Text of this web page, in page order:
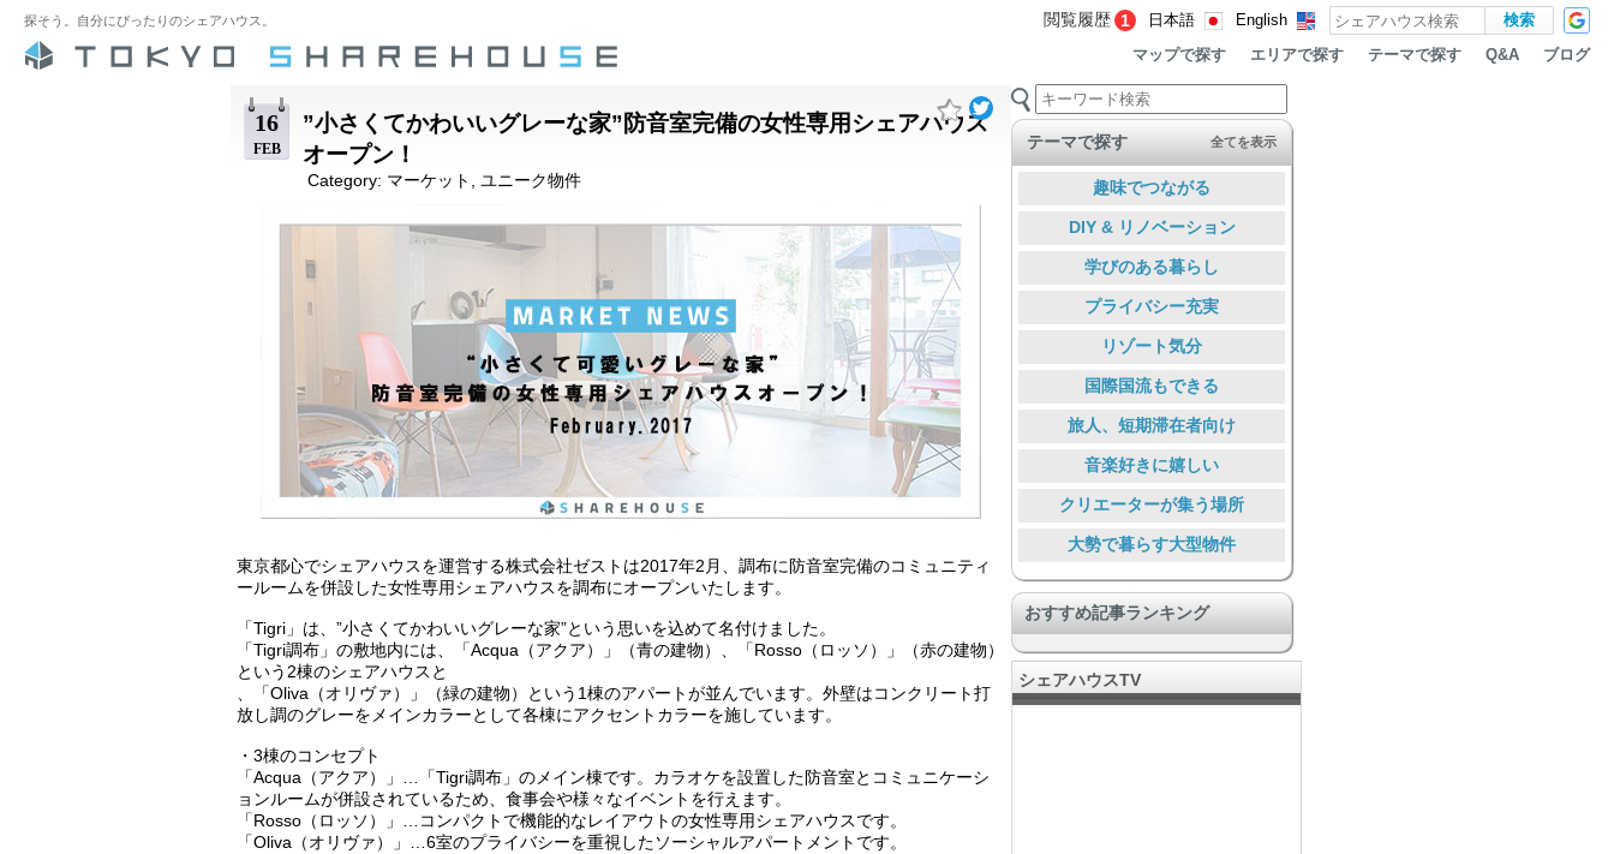
探そう。自分にぴったりのシェアハウス。 閲覧履歴 1 日本語 English
マップで探す エリアで探す テーマで探す Q&A ブログ
16
FEB
”小さくてかわいいグレーな家”防音室完備の女性専用シェアハウス
オープン！
Category: マーケット ユニーク物件
東京都心でシェアハウスを運営する株式会社ゼストは2017年2月、調布に防音室完備のコミュニティ
ールームを併設した女性専用シェアハウスを調布にオープンいたします。
「Tigri」は、”小さくてかわいいグレーな家”という思いを込めて名付けました。
「Tigri調布」の敷地内には、「Acqua（アクア）」（青の建物）、「Rosso（ロッソ）」（赤の建物）
という2棟のシェアハウスと
、「Oliva（オリヴァ）」（緑の建物）という1棟のアパートが並んでいます。外壁はコンクリート打
放し調のグレーをメインカラーとして各棟にアクセントカラーを施しています。
・3棟のコンセプト
「Acqua（アクア）」…「Tigri調布」のメイン棟です。カラオケを設置した防音室とコミュニケーシ
ョンルームが併設されているため、食事会や様々なイベントを行えます。
「Rosso（ロッソ）」…コンパクトで機能的なレイアウトの女性専用シェアハウスです。
「Oliva（オリヴァ）」…6室のプライバシーを重視したソーシャルアパートメントです。
テーマで探す 全てを表示
趣味でつながる
DIY & リノベーション
学びのある暮らし
プライバシー充実
リゾート気分
国際国流もできる
旅人、短期滞在者向け
音楽好きに嬉しい
クリエーターが集う場所
大勢で暮らす大型物件
暮らしを通して助け合う
その他ユニーク物件
SOHOあり、仕事とつながる
ペットと暮らす
おすすめ記事ランキング
シェアハウスTV